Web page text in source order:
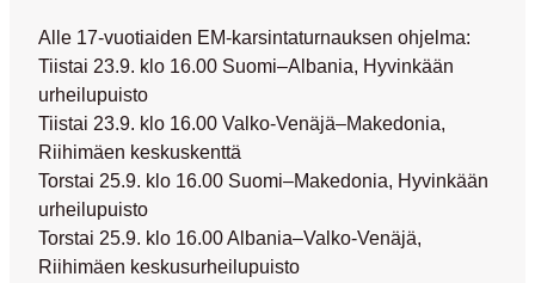
Alle 17-vuotiaiden EM-karsintaturnauksen ohjelma:
Tiistai 23.9. klo 16.00 Suomi–Albania, Hyvinkään
urheilupuisto
Tiistai 23.9. klo 16.00 Valko-Venäjä–Makedonia,
Riihimäen keskuskenttä
Torstai 25.9. klo 16.00 Suomi–Makedonia, Hyvinkään
urheilupuisto
Torstai 25.9. klo 16.00 Albania–Valko-Venäjä,
Riihimäen keskusurheilupuisto